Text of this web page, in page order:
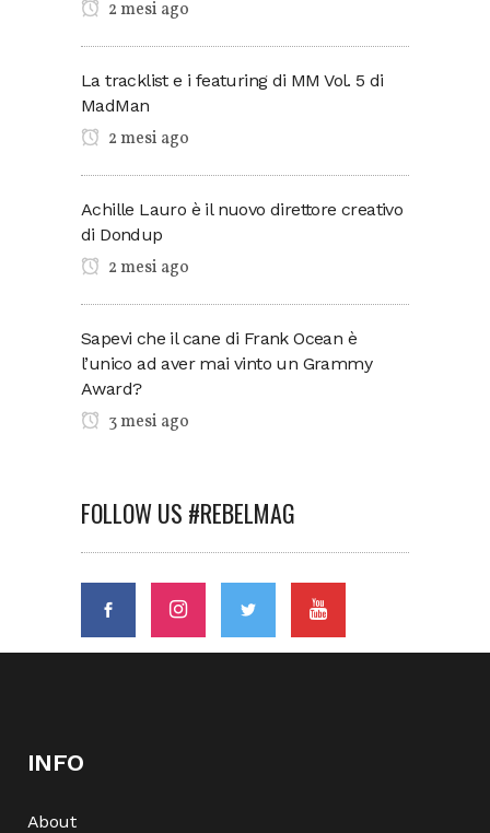
2 mesi ago
La tracklist e i featuring di MM Vol. 5 di
MadMan
2 mesi ago
Achille Lauro è il nuovo direttore creativo
di Dondup
2 mesi ago
Sapevi che il cane di Frank Ocean è
l’unico ad aver mai vinto un Grammy
Award?
3 mesi ago
FOLLOW US #REBELMAG
INFO
About